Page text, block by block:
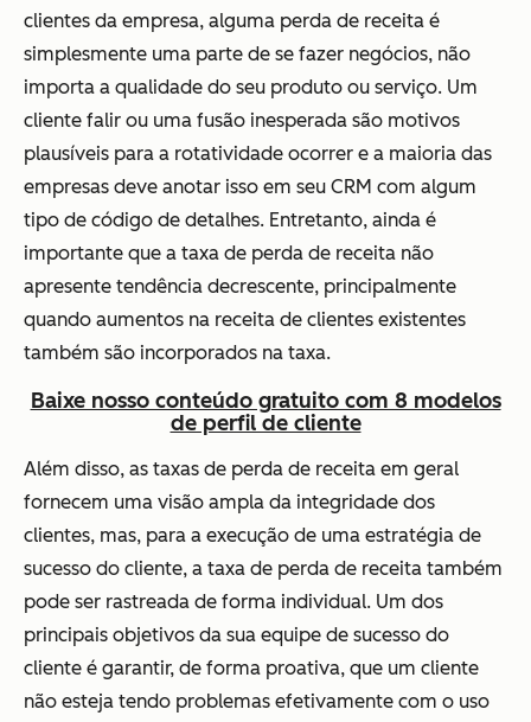
clientes da empresa, alguma perda de receita é
simplesmente uma parte de se fazer negócios, não
importa a qualidade do seu produto ou serviço. Um
cliente falir ou uma fusão inesperada são motivos
plausíveis para a rotatividade ocorrer e a maioria das
empresas deve anotar isso em seu CRM com algum
tipo de código de detalhes. Entretanto, ainda é
importante que a taxa de perda de receita não
apresente tendência decrescente, principalmente
quando aumentos na receita de clientes existentes
também são incorporados na taxa.
Baixe nosso conteúdo gratuito com 8 modelos
de perfil de cliente
Além disso, as taxas de perda de receita em geral
fornecem uma visão ampla da integridade dos
clientes, mas, para a execução de uma estratégia de
sucesso do cliente, a taxa de perda de receita também
pode ser rastreada de forma individual. Um dos
principais objetivos da sua equipe de sucesso do
cliente é garantir, de forma proativa, que um cliente
não esteja tendo problemas efetivamente com o uso